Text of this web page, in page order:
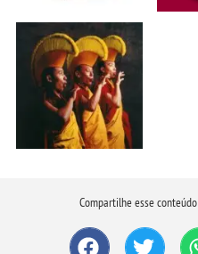
Compartilhe esse